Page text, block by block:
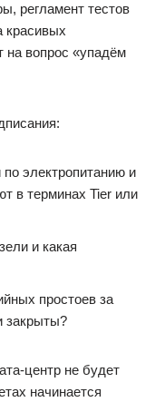
регламент тестов
красивых
на вопрос «упадём
по электропитанию и
в терминах Tier или
и какая
простоев за
закрыты?
центр не будет
начинается